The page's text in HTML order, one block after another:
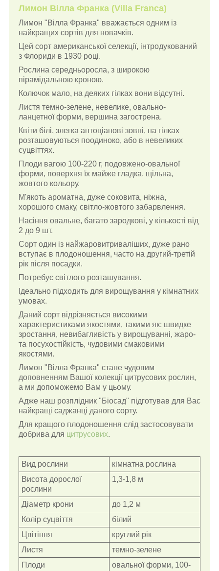
Лимон Вілла Франка (Villa Franca)
Лимон "Вілла Франка" вважається одним із
найкращих сортів для новачків.
Цей сорт американської селекції, інтродукований
з Флориди в 1930 році.
Рослина середньоросла, з широкою
пірамідальною кроною.
Колючок мало, на деяких гілках вони відсутні.
Листя темно-зелене, невелике, овально-
ланцетної форми, вершина загострена.
Квіти білі, злегка антоціанові зовні, на гілках
розташовуються поодиноко, або в невеликих
суцвіттях.
Плоди вагою 100-220 г, подовжено-овальної
форми, поверхня їх майже гладка, щільна,
жовтого кольору.
М'якоть ароматна, дуже соковита, ніжна,
хорошого смаку, світло-жовтого забарвлення.
Насіння овальне, багато зародкові, у кількості від
2 до 9 шт.
Сорт один із найжаровитриваліших, дуже рано
вступає в плодоношення, часто на другий-третій
рік після посадки.
Потребує світлого розташування.
Ідеально підходить для вирощування у кімнатних
умовах.
Даний сорт відрізняється високими
характеристиками якостями, такими як: швидке
зростання, невибагливість у вирощуванні, жаро-
та посухостійкість, чудовими смаковими
якостями.
Лимон "Вілла Франка" стане чудовим
доповненням Вашої колекції цитрусових рослин,
а ми допоможемо Вам у цьому.
Адже наш розплідник "Біосад" підготував для Вас
найкращі саджанці даного сорту.
Для кращого плодоношення слід застосовувати
добрива для цитрусових.
Вид рослини
кімнатна рослина
Висота дорослої
рослини
1,3-1,8 м
Діаметр крони
до 1,2 м
Колір суцвіття
білий
Цвітіння
круглий рік
Листя
темно-зелене
Плоди
овальної форми, 100-